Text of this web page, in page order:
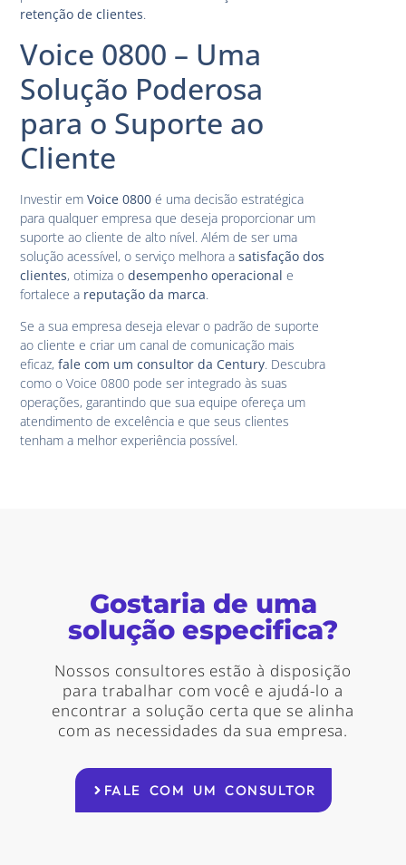
retenção de clientes.
Voice 0800 – Uma
Solução Poderosa
para o Suporte ao
Cliente
Investir emVoice 0800 é uma decisão estratégica
para qualquer empresa que deseja proporcionar um
suporte ao cliente de alto nível. Além de ser uma
solução acessível, o serviço melhora asatisfação dos
clientes, otimiza odesempenho operacional e
fortalece a reputação da marca.
Se a sua empresa deseja elevar o padrão de suporte
ao cliente e criar um canal de comunicação mais
eficaz,fale com um consultor da Century. Descubra
como o Voice 0800 pode ser integrado às suas
operações, garantindo que sua equipe ofereça um
atendimento de excelência e que seus clientes
tenham a melhor experiência possível.
Gostaria de uma
solução especifica?
Nossos consultores estão à disposição
para trabalhar com você e ajudá-lo a
encontrar a solução certa que se alinha
com as necessidades da sua empresa.
FALE COM UM CONSULTOR